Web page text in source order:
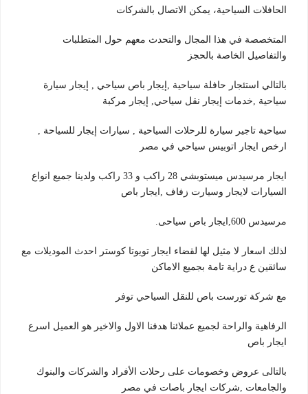
الحافلات السياحية، يمكن الاتصال بالشركات
المتخصصة في هذا المجال والتحدث معهم حول المتطلبات
والتفاصيل الخاصة بالحجز
بالتالي استئجار حافلة سياحية ,إيجار باص سياحي , إيجار سيارة
سياحية ,خدمات إيجار نقل سياحي, إيجار مركبة
سياحية تاجير سيارة للرحلات السياحية , سيارات إيجار للسياحة ,
ارخص ايجار اتوبيس سياحي في مصر
ايجار مرسيدس ميستوبشي 28 راكب و 33 راكب ولدينا جميع انواع
السيارات لايجار وسيارت زفاف ,ايجار باص
مرسيدس 600,ايجار باص سياحى.
لذلك اسعار لا مثيل لها لقضاء ايجار تويوتا كوستر احدث الموديلات مع
سائقين ع دراية تامة بجميع الاماكن
مع شركة تورست باص للنقل السياحي توفر
الرفاهية والراحة لجميع عملائنا هدفنا الاول والاخير هو العميل اسرع
ايجار باص
بالتالى عروض وخصومات على رحلات الأفراد والشركات والبنوك
والجامعات ,شركات ايجار باصات في مصر